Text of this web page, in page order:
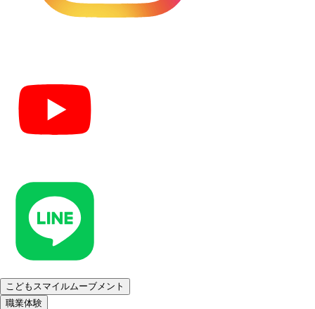
こどもスマイルムーブメント
職業体験